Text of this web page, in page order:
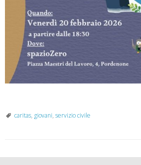
caritas, giovani, servizio civile